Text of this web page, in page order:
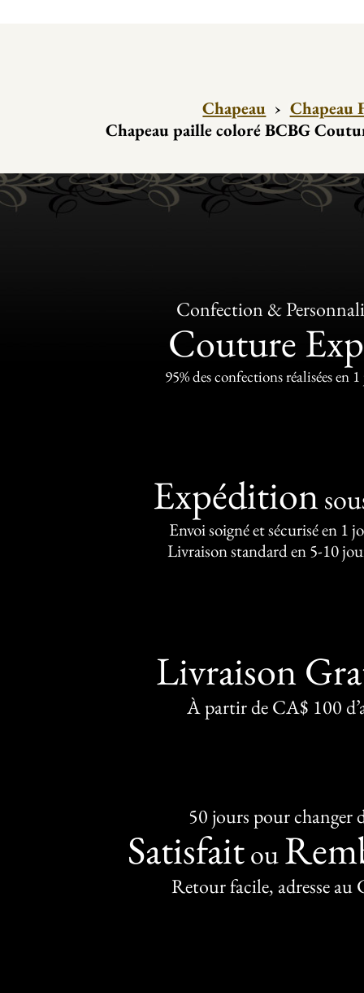
Chapeau › Chapeau
Chapeau paille coloré BCBG
Confection &
Couture
95% des confections réalisées en
Expédition
Envoi soigné et sécurisé en 1
Livraison standard en 5-10
Livraison
À partir de CA$ 100
50 jours pour changer
Satisfaitou
Retour facile, adresse au